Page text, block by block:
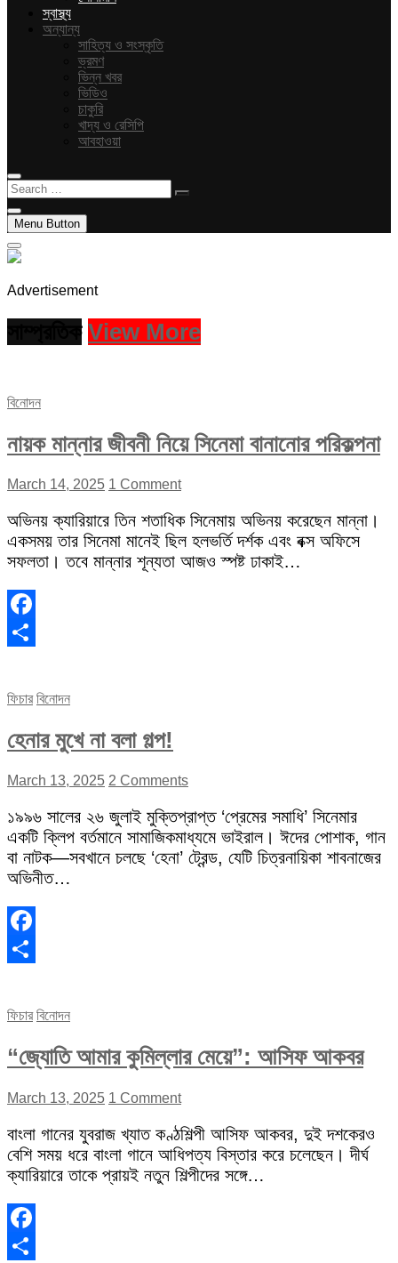
স্বাস্থ্য
অন্যান্য
সাহিত্য ও সংস্কৃতি
ভ্রমণ
ভিন্ন খবর
ভিডিও
চাকুরি
খাদ্য ও রেসিপি
আবহাওয়া
Search
…
Menu Button
Advertisement
View More
বিনোদন
নায়ক মান্নার জীবনী নিয়ে সিনেমা বানানোর পরিকল্পনা
March 14, 2025 1 Comment
অভিনয় ক্যারিয়ারে তিন শতাধিক সিনেমায় অভিনয় করেছেন মান্না।
একসময় তার সিনেমা মানেই ছিল হলভর্তি দর্শক এবং বক্স অফিসে
সফলতা। তবে মান্নার শূন্যতা আজও স্পষ্ট ঢাকাই…
Facebook
ফিচার বিনোদন
হেনার মুখে না বলা গল্প!
March 13, 2025 2 Comments
১৯৯৬ সালের ২৬ জুলাই মুক্তিপ্রাপ্ত ‘প্রেমের সমাধি’ সিনেমার
একটি ক্লিপ বর্তমানে সামাজিকমাধ্যমে ভাইরাল। ঈদের পোশাক, গান
বা নাটক—সবখানে চলছে ‘হেনা’ ট্রেন্ড, যেটি চিত্রনায়িকা শাবনাজের
অভিনীত…
Facebook
ফিচার বিনোদন
“জ্যোতি আমার কুমিল্লার মেয়ে”: আসিফ আকবর
March 13, 2025 1 Comment
বাংলা গানের যুবরাজ খ্যাত কণ্ঠশিল্পী আসিফ আকবর, দুই দশকেরও
বেশি সময় ধরে বাংলা গানে আধিপত্য বিস্তার করে চলেছেন। দীর্ঘ
ক্যারিয়ারে তাকে প্রায়ই নতুন শিল্পীদের সঙ্গে…
Facebook